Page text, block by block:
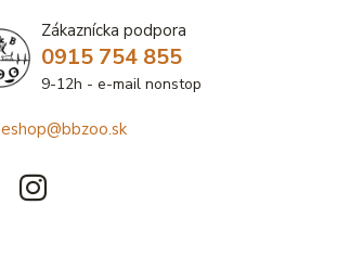
Zákaznícka podpora
0915 754 855
9-12h - e-mail nonstop
eshop@bbzoo.sk